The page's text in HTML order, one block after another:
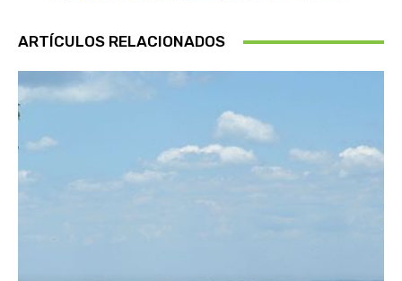
ARTÍCULOS RELACIONADOS